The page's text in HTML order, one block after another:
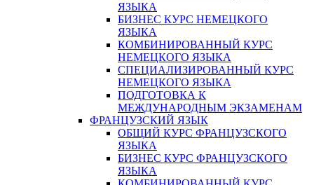
ЯЗЫКА
БИЗНЕС КУРС НЕМЕЦКОГО
ЯЗЫКА
КОМБИНИРОВАННЫЙ КУРС
НЕМЕЦКОГО ЯЗЫКА
СПЕЦИАЛИЗИРОВАННЫЙ КУРС
НЕМЕЦКОГО ЯЗЫКА
ПОДГОТОВКА К
МЕЖДУНАРОДНЫМ ЭКЗАМЕНАМ
ФРАНЦУЗСКИЙ ЯЗЫК
ОБЩИЙ КУРС ФРАНЦУЗСКОГО
ЯЗЫКА
БИЗНЕС КУРС ФРАНЦУЗСКОГО
ЯЗЫКА